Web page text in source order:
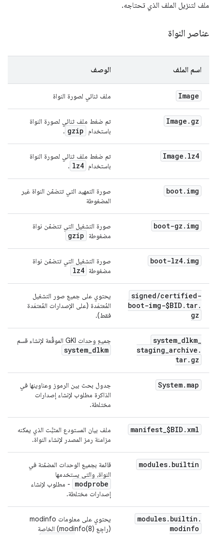
ملف لتنزيل الملف الذي تحتاجه.
عناصر النواة
اسم الملف الوصف
Image ملف ثنائي لصورة النواة
Image . gz
تم ضغط ملف ثنائي لصورة النواة
باستخدام
gzip
.
Image . lz4
تم ضغط ملف ثنائي لصورة النواة
باستخدام lz4
.
boot. img
صورة التمهيد التي تتضمّن النواة غير
المضغوطة
boot-gz . img
صورة التشغيل التي تتضمّن نواة
مضغوطة
gzip
boot-lz4. img
صورة التشغيل التي تتضمّن نواة
مضغوطة lz4
signed/certified-
boot-img-$BID . tar.
gz
يحتوي على جميع صور التشغيل
المُعتمَدة (على الإصدارات المُعتمَدة
فقط).
system_dlkm_
staging_archive .
tar. gz
جميع وحدات GKI الموقَّعة لإنشاء قسم
system_dlkm
System. map
جدول بحث بين الرموز وعناوينها في
الذاكرة مطلوب لإنشاء إصدارات
مختلطة.
manifest_$BID . xml
ملف بيان المستودع المثبَّت الذي يمكنه
مزامنة رمز المصدر لإنشاء النواة.
modules. builtin
قائمة بجميع الوحدات المضمّنة في
النواة، والتي يستخدمها
modprobe
- مطلوب لإنشاء
إصدارات مختلطة.
modules. builtin .
modinfo
يحتوي على معلومات modinfo
(راجِع modinfo(8)) الخاصة